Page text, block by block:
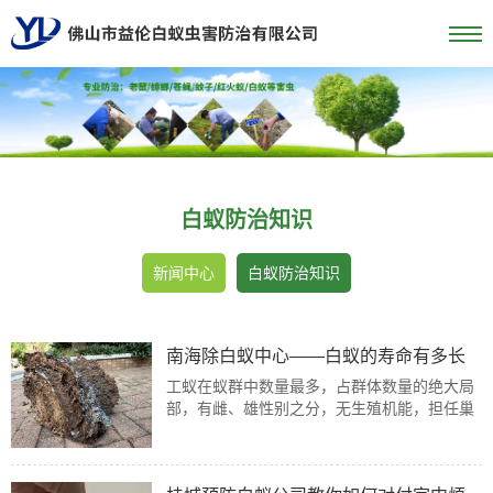
白蚁防治知识
新闻中心 白蚁防治知识
南海除白蚁中心——白蚁的寿命有多长
工蚁在蚁群中数量最多，占群体数量的绝大局
部，有雌、雄性别之分，无生殖机能，担任巢